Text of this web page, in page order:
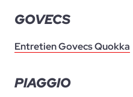
GOVECS
Entretien Govecs Quokka
PIAGGIO